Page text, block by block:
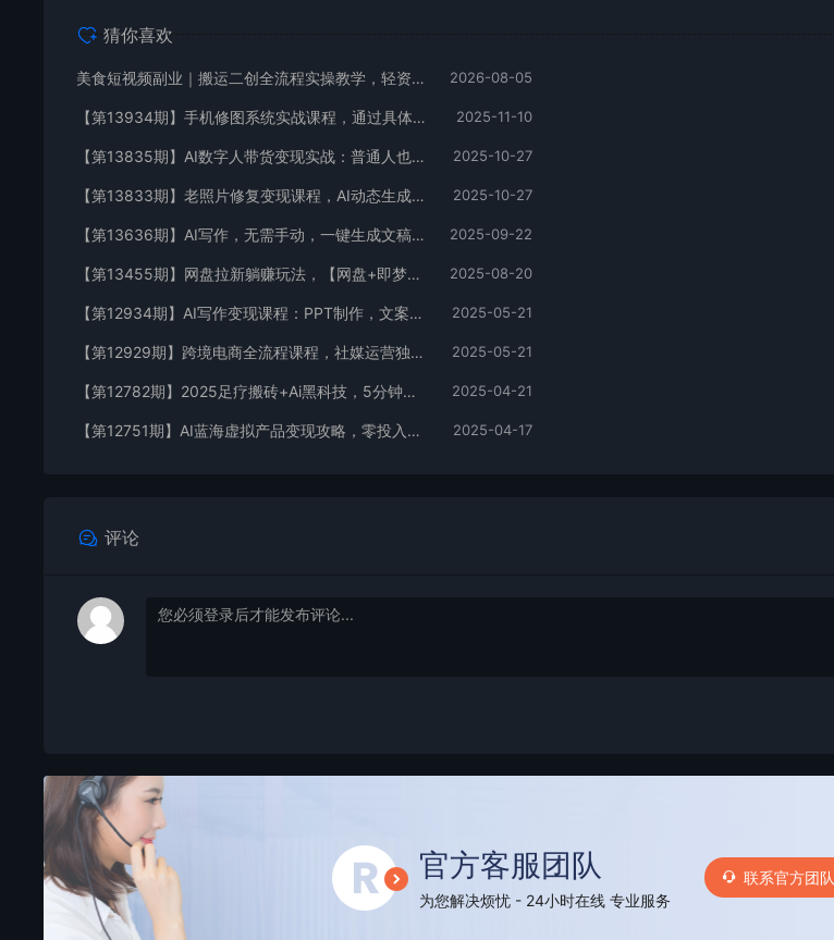
猜你喜欢
美食短视频副业｜搬运二创全流程实操教学，轻资产入局赛道，掌握账号起号与带货实操方法 2026-08-05
【第13934期】手机修图系统实战课程，通过具体案例手把手教学调色技巧，实现副业变现 2025-11-10
【第13835期】AI数字人带货变现实战：普通人也能制作数字人带货，副业月收益达8000+ 2025-10-27
【第13833期】老照片修复变现课程，AI动态生成+破损修复+黑白上色+全套技术,副业收入2w+ 2025-10-27
【第13636期】AI写作，无需手动，一键生成文稿，一单1000+ 永不失业副业项目 2025-09-22
【第13455期】网盘拉新躺赚玩法，【网盘+即梦+小说+短剧】拉新 2025-08-20
【第12934期】AI写作变现课程：PPT制作，文案撰写实战，零基础7天周入3k+案例拆解 2025-05-21
【第12929期】跨境电商全流程课程，社媒运营独立站搭建，掌握选品流量，实现高效出海 2025-05-21
【第12782期】2025足疗搬砖+Ai黑科技，5分钟一条视频，手把手教学小白 2025-04-21
【第12751期】AI蓝海虚拟产品变现攻略，零投入、易操作，手把手打造风口副业项目 2025-04-17
评论
官方客服团队
为您解决烦忧 - 24小时在线 专业服务
联系官方团队